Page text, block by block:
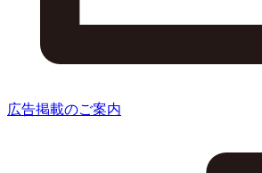
広告掲載のご案内